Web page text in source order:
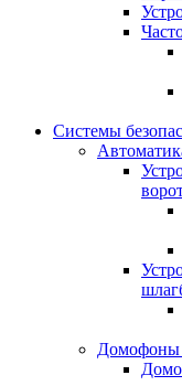
Системы
Домофоны